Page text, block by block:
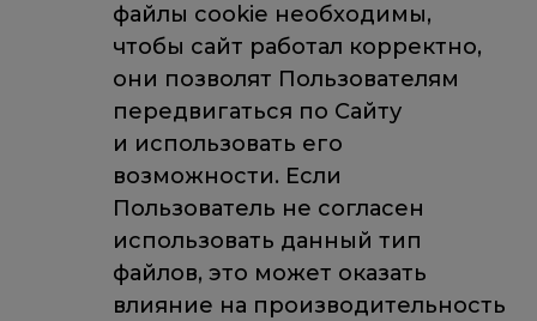
файлы cookie необходимы,
чтобы сайт работал корректно,
они позволят Пользователям
передвигаться по Сайту
и использовать его
возможности. Если
Пользователь не согласен
использовать данный тип
файлов, это может оказать
влияние на производительность